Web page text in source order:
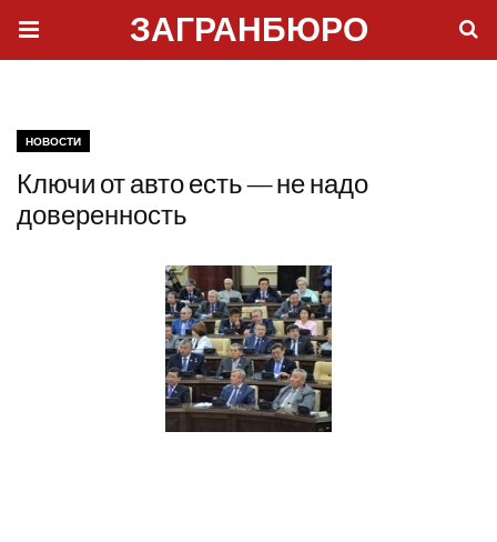
ЗАГРАНБЮРО
НОВОСТИ
Ключи от авто есть — не надо
доверенность